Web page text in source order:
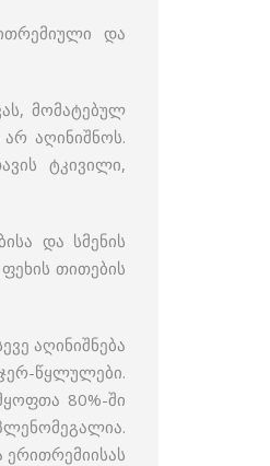
და
მომატებულ
აღინიშნოს.
ტკივილი,
და სმენის
თითების
აღინიშნება
წყლულები.
80%-ში
ერითრემიისას